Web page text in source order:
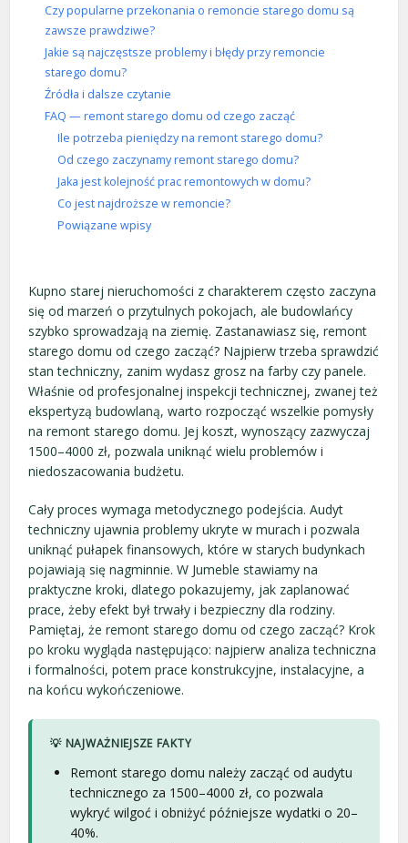
Czy popularne przekonania o remoncie starego domu są
zawsze prawdziwe?
Jakie są najczęstsze problemy i błędy przy remoncie
starego domu?
Źródła i dalsze czytanie
FAQ — remont starego domu od czego zacząć
Ile potrzeba pieniędzy na remont starego domu?
Od czego zaczynamy remont starego domu?
Jaka jest kolejność prac remontowych w domu?
Co jest najdroższe w remoncie?
Powiązane wpisy
Kupno starej nieruchomości z charakterem często zaczyna
się od marzeń o przytulnych pokojach, ale budowlańcy
szybko sprowadzają na ziemię. Zastanawiasz się, remont
starego domu od czego zacząć? Najpierw trzeba sprawdzić
stan techniczny, zanim wydasz grosz na farby czy panele.
Właśnie od profesjonalnej inspekcji technicznej, zwanej też
ekspertyzą budowlaną, warto rozpocząć wszelkie pomysły
na remont starego domu. Jej koszt, wynoszący zazwyczaj
1500–4000 zł, pozwala uniknąć wielu problemów i
niedoszacowania budżetu.
Cały proces wymaga metodycznego podejścia. Audyt
techniczny ujawnia problemy ukryte w murach i pozwala
uniknąć pułapek finansowych, które w starych budynkach
pojawiają się nagminnie. W Jumeble stawiamy na
praktyczne kroki, dlatego pokazujemy, jak zaplanować
prace, żeby efekt był trwały i bezpieczny dla rodziny.
Pamiętaj, że remont starego domu od czego zacząć? Krok
po kroku wygląda następująco: najpierw analiza techniczna
i formalności, potem prace konstrukcyjne, instalacyjne, a
na końcu wykończeniowe.
💡 NAJWAŻNIEJSZE FAKTY
Remont starego domu należy zacząć od audytu
technicznego za 1500–4000 zł, co pozwala
wykryć wilgoć i obniżyć późniejsze wydatki o 20–
40%.